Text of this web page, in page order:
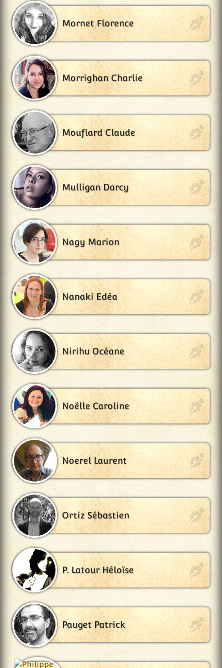
Mornet Florence
Morrighan Charlie
Mouflard Claude
Mulligan Darcy
Nagy Marion
Nanaki Edéa
Nirihu Océane
Noëlle Caroline
Noerel Laurent
Ortiz Sébastien
P. Latour Héloïse
Pauget Patrick